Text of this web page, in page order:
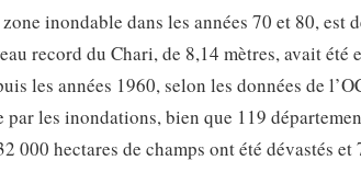
inondable dans les années 70 et 80, est
record du Chari, de 8,14 mètres, avait été
les années 1960, selon les données de
les inondations, bien que 119
000 hectares de champs ont été dévastés et